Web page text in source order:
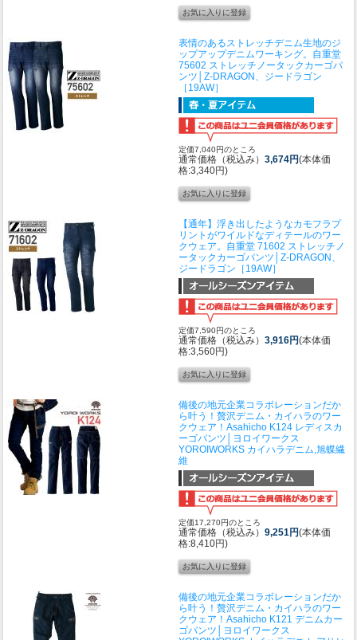
表情のあるストレッチデニム生地のジ
ップアップデニムワーキング。 自重堂
75602 ストレッチノータックカーゴパ
ンツ│Z-DRAGON、ジードラゴン
［19AW］
定価7,040円のところ
通常価格（税込み） 3,674円(本体価
格:3,340円)
【通年】浮き出したようなカモフラプ
リントがワイルドなディテールのワー
クウェア。 自重堂 71602 ストレッチノ
ータックカーゴパンツ│Z-DRAGON、
ジードラゴン［19AW］
定価7,590円のところ
通常価格（税込み） 3,916円(本体価
格:3,560円)
備後の地元企業コラボレーションだか
ら叶う！贅沢デニム・カイハラのワー
クウェア！ Asahicho K124 レディスカ
ーゴパンツ│ヨロイワークス
YOROIWORKS カイハラデニム,旭蝶繊
維
定価17,270円のところ
通常価格（税込み） 9,251円(本体価
格:8,410円)
備後の地元企業コラボレーションだか
ら叶う！贅沢デニム・カイハラのワー
クウェア！ Asahicho K121 デニムカー
ゴパンツ│ヨロイワークス